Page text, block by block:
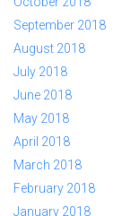
September 2018
August 2018
July 2018
June 2018
May 2018
April 2018
March 2018
February 2018
January 2018